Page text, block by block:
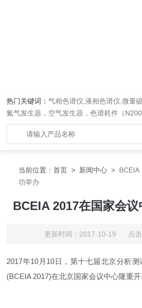
热门关键词：气相色谱仪,液相色谱仪,微量
氮气发生器，空气发生器，色谱耗件（
阀件、进样器、色谱担体），顶空进样器
计，原子吸收分光光度计，傅立叶红外光谱
当前位置：首页 > 新闻中心 >
功举办
BCEIA 2017在国家会
更新时间：2017-10-19 点击
2017年10月10日，第十七届北京分析
(BCEIA 2017)在北京国家会议中心隆重开